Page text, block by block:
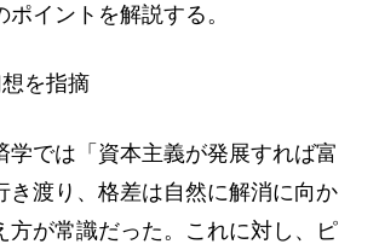
イントを解説する。
を指摘
学では「資本主義が発展すれば富
き渡り、格差は自然に解消に向か
方が常識だった。これに対し、ピ